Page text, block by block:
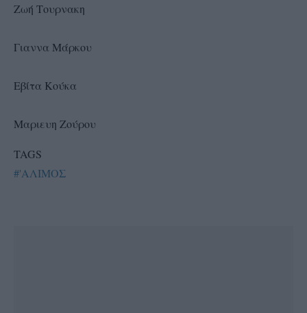
Ζωή Τουρνακη
Γιαννα Μάρκου
Εβίτα Κούκα
Μαριευη Ζούρου
TAGS
#'ΑΛΙΜΟΣ